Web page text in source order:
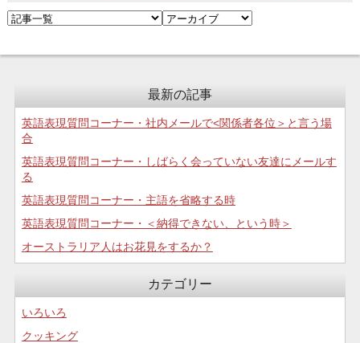
最新の記事
英語表現質問コーナー・社内メールで<関係者各位＞と言う場
合
英語表現質問コーナー・しばらく会っていない友達にメールす
る
英語表現質問コーナー・主語を省略する時
英語表現質問コーナー・＜納得できない、という時＞
オーストラリア人はお花見をするか？
カテゴリー
いろいろ
クッキング